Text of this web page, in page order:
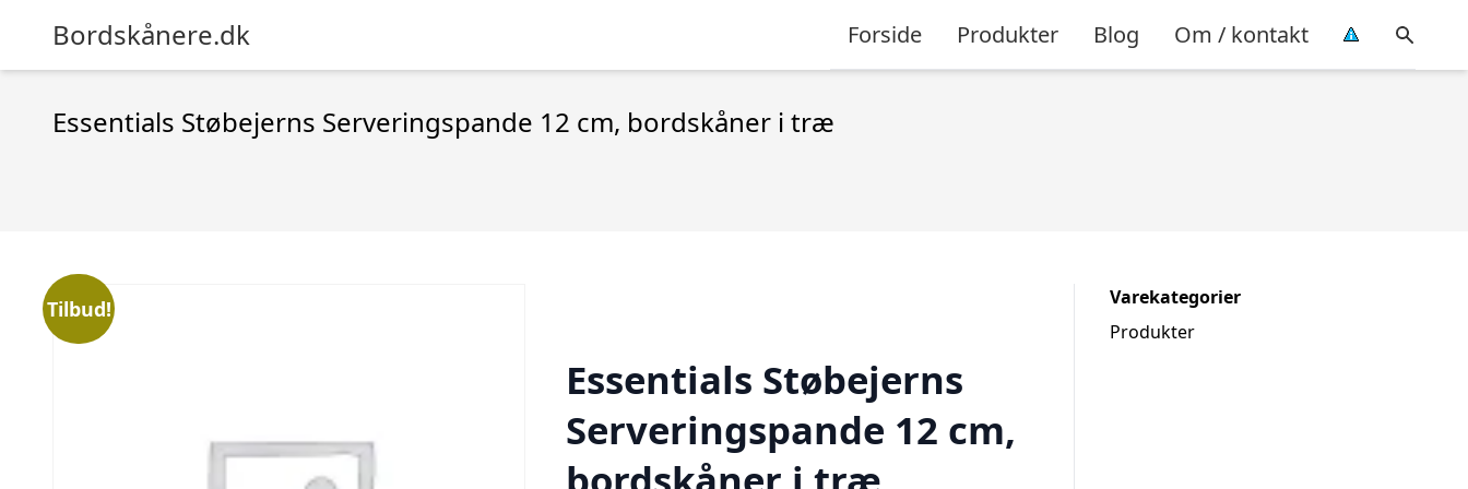
Bordskånere.dk Forside Produkter Blog Om / kontakt
Essentials Støbejerns Serveringspande 12 cm, bordskåner i træ
Tilbud!
Essentials Støbejerns
Serveringspande 12 cm,
Varekategorier
Produkter